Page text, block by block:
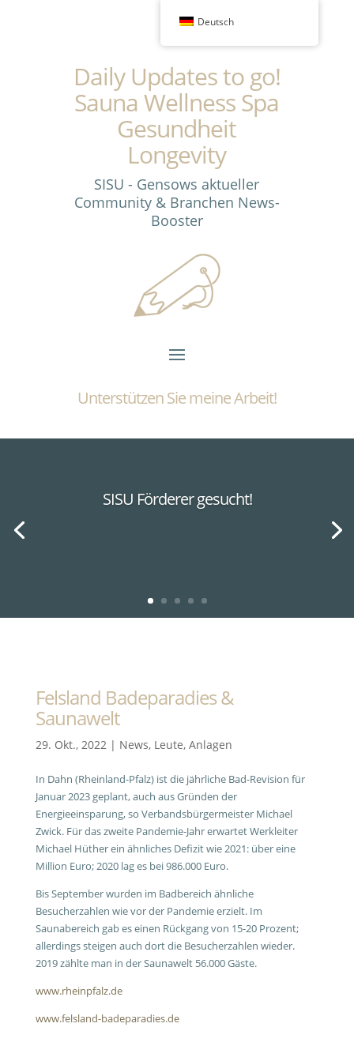
Daily Updates to go!
Sauna Wellness Spa
Gesundheit
Longevity
SISU - Gensows aktueller
Community & Branchen News-
Booster
Unterstützen Sie meine Arbeit!
SISU Förderer gesucht!
Felsland Badeparadies &
Saunawelt
29. Okt., 2022| News, Leute, Anlagen
In Dahn (Rheinland-Pfalz) ist die jährliche Bad-Revision für
Januar 2023 geplant, auch aus Gründen der
Energieeinsparung, so Verbandsbürgermeister Michael
Zwick. Für das zweite Pandemie-Jahr erwartet Werkleiter
Michael Hüther ein ähnliches Defizit wie 2021: über eine
Million Euro; 2020 lag es bei 986.000 Euro.
Bis September wurden im Badbereich ähnliche
Besucherzahlen wie vor der Pandemie erzielt. Im
Saunabereich gab es einen Rückgang von 15-20 Prozent;
allerdings steigen auch dort die Besucherzahlen wieder.
2019 zählte man in der Saunawelt 56.000 Gäste.
www.rheinpfalz.de
www.felsland-badeparadies.de
Deutsch